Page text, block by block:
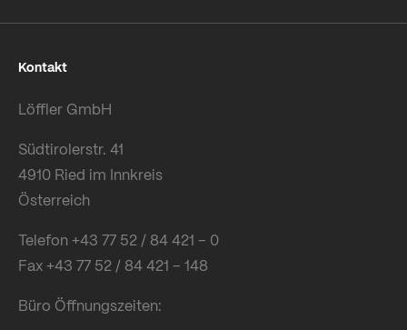
Kontakt
Löffler GmbH
Südtirolerstr. 41
4910 Ried im Innkreis
Österreich
Telefon +43 77 52 / 84 421 – 0
Fax +43 77 52 / 84 421 – 148
Büro Öffnungszeiten: